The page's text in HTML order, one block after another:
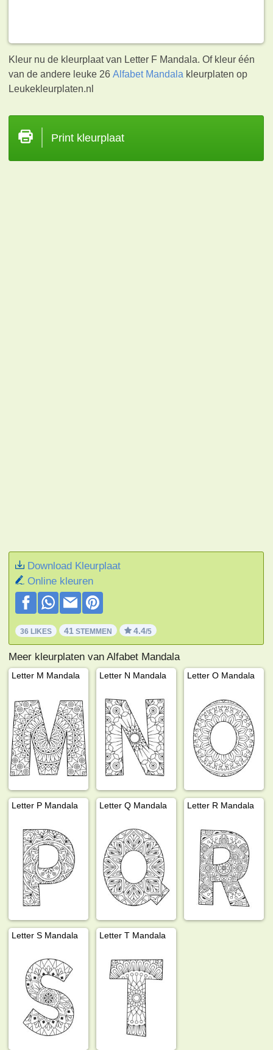
Kleur nu de kleurplaat van Letter F Mandala. Of kleur één
van de andere leuke 26Alfabet Mandala kleurplaten op
Leukekleurplaten.nl
Print kleurplaat
Download Kleurplaat
Online kleuren
36 LIKES 41 STEMMEN 4.4/5
Meer kleurplaten van Alfabet Mandala
Letter M Mandala Letter N Mandala Letter O Mandala
Letter P Mandala Letter Q Mandala Letter R Mandala
Letter S Mandala Letter T Mandala